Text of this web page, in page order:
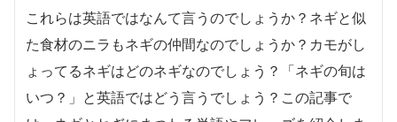
これらは英語ではなんて言うのでしょうか？ネギと似
た食材のニラもネギの仲間なのでしょうか？カモがし
ょってるネギはどのネギなのでしょう？「ネギの旬は
いつ？」と英語ではどう言うでしょう？この記事で